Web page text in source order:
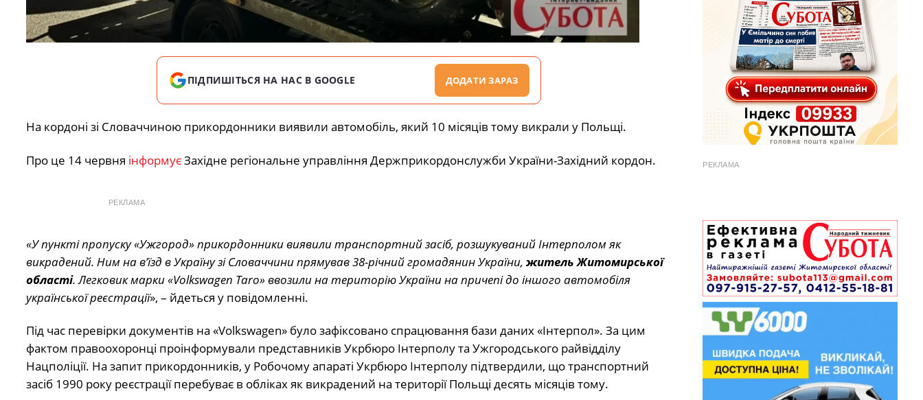
ПІДПИШІТЬСЯ НА НАС В GOOGLE ДОДАТИ ЗАРАЗ
На кордоні зі Словаччиною прикордонники виявили автомобіль, який 10 місяців тому викрали у Польщі.
Про це 14 червня інформуєЗахідне регіональне управління Держприкордонслужби України-Західний кордон.
РЕКЛАМА
«У пункті пропуску «Ужгород» прикордонники виявили транспортний засіб, розшукуваний Інтерполом як
викрадений. Ним на в’їзд в Україну зі Словаччини прямував 38-річний громадянин України, житель Житомирської
області. Легковик марки «Volkswagen Taro» ввозили на територію України на причепі до іншого автомобіля
української реєстрації», – йдеться у повідомленні.
Під час перевірки документів на «Volkswagen» було зафіксовано спрацювання бази даних «Інтерпол». За цим
фактом правоохоронці проінформували представників Укрбюро Інтерполу та Ужгородського райвідділу
Нацполіції. На запит прикордонників, у Робочому апараті Укрбюро Інтерполу підтвердили, що транспортний
засіб 1990 року реєстрації перебуває в обліках як викрадений на території Польщі десять місяців тому.
РЕКЛАМА